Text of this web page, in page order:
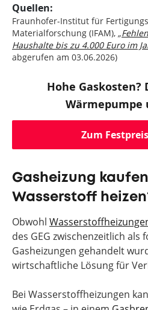
Quellen:
Fraunhofer-Institut für
Materialforschung (IFAM), „
Haushalte bis zu 4.000 Euro im
abgerufen am 03.06.2026)
Hohe
Wärmepumpe
Zum
Gasheizung
Wasserstoff
Obwohl
des GEG zwischenzeitlich als
Gasheizungen gehandelt
wirtschaftliche Lösung für
Bei Wasserstoffheizungen